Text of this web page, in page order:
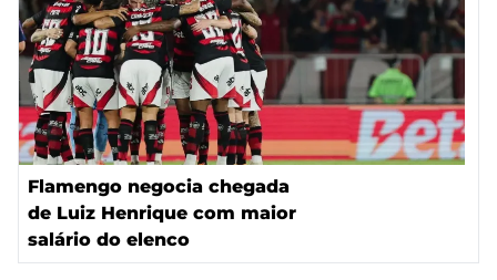
Flamengo negocia chegada
de Luiz Henrique com maior
salário do elenco